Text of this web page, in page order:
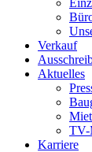
Verkauf
Aktuelles
TV-
Karriere